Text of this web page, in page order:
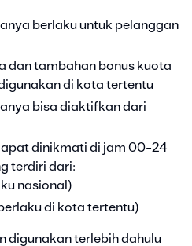
berlaku untuk pelanggan
dan tambahan bonus kuota
di kota tertentu
bisa diaktifkan dari
dinikmati di jam 00-24
terdiri dari:
nasional)
di kota tertentu)
digunakan terlebih dahulu